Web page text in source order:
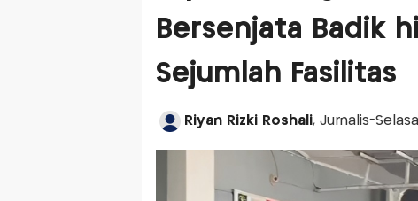
Bersenjata Badik
Sejumlah Fasilitas
Riyan Rizki Roshali, Jurnalis-